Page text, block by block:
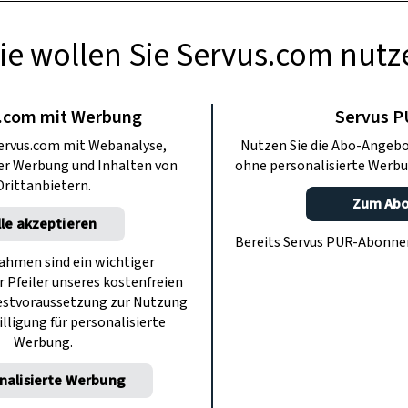
– Wasser
zieht es uns ans Wasser. ServusTV
Fera und Yara in Mallorca, das
Wörthersee und das Restaurant
in Wien.
wollen Sie Servus.com
mit Werbung
mit Webanalyse,
Werbung und Inhalten von
akzeptieren
sind ein wichtiger
unseres kostenfreien
zur Nutzung
für personalisierte
Werbung.
Werbung
Servus
Nutzen Sie die Abo-
ohne personalisierte
Zum
Bereits Servus PUR-